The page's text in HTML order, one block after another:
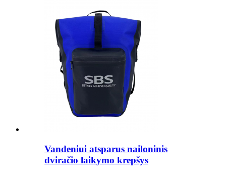
Vandeniui atsparus nailoninis
dviračio laikymo krepšys